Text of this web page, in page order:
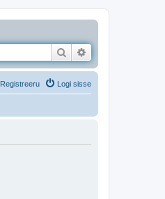
Otsi
Logi sisse
Registreeru